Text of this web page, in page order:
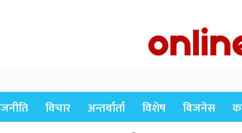
विचार अन्तर्वार्ता विशेष बिजनेस